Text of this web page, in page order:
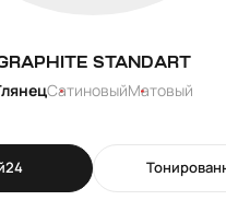
24
STANDART
СатиновыйМатовый